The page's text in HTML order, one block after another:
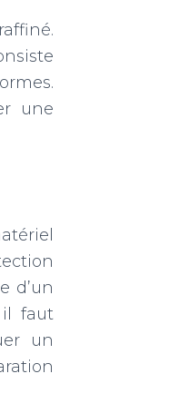
une
d’un
il faut
un